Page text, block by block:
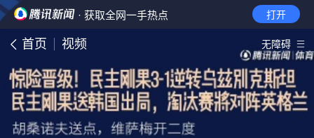
· 获取全网一手热点 打开
首页 视频 无障碍